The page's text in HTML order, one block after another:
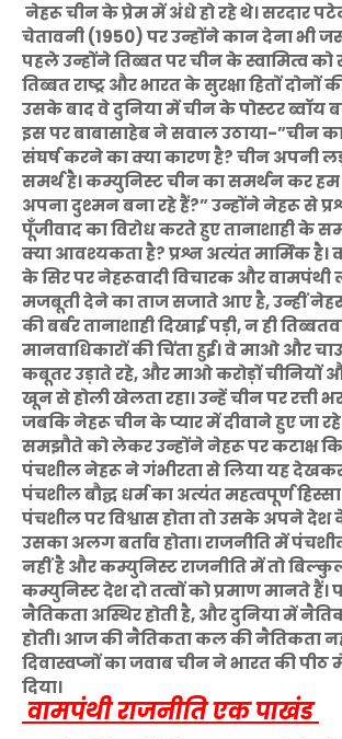
नेहरू चीन के प्रेम में अंधे हो रहे थे। सरदार
चेतावनी (1950) पर उन्होंने कान देना भी
पहले उन्होंने तिब्बत पर चीन के स्वामित्व को
तिब्बत राष्ट्र और भारत के सुरक्षा हितों दोनों
उसके बाद वे दुनिया में चीन के पोस्टर ब्वॉय
इस पर बाबासाहेब ने सवाल उठाया-”चीन
संघर्ष करने का क्या कारण है? चीन अपनी
समर्थ है। कम्युनिस्ट चीन का समर्थन कर
अपना दुश्मन बना रहे हैं?” उन्होंने नेहरू से
पूँजीवाद का विरोध करते हुए तानाशाही के
क्या आवश्यकता है? प्रश्न अत्यंत मार्मिक है।
के सिर पर नेहरूवादी विचारक और वामपंथी
मजबूती देने का ताज सजाते आए है, उन्हीं
की बर्बर तानाशाही दिखाई पड़ी, न ही
मानवाधिकारों की चिंता हुई। वे माओ और
कबूतर उड़ाते रहे, और माओ करोड़ों चीनियों
खून से होली खेलता रहा। उन्हें चीन पर रत्ती
जबकि नेहरू चीन के प्यार में दीवाने हुए जा
समझौते को लेकर उन्होंने नेहरू पर कटाक्ष
पंचशील नेहरू ने गंभीरता से लिया यह
पंचशील बौद्घ धर्म का अत्यंत महत्वपूर्ण
पंचशील पर विश्वास होता तो उसके अपने
उसका अलग बर्ताव होता। राजनीति में
नहीं है और कम्युनिस्ट राजनीति में तो
कम्युनिस्ट देश दो तत्वों को प्रमाण मानते हैं।
नैतिकता अस्थिर होती है, और दुनिया में
होती। आज की नैतिकता कल की नैतिकता
दिवास्वप्नों का जवाब चीन ने भारत की
दिया।
वामपंथी राजनीति एक पाखंड